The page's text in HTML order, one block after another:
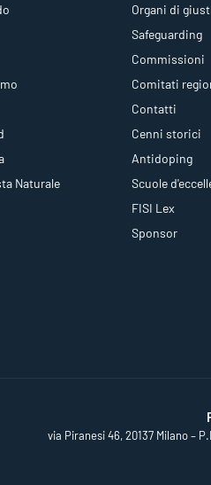
Naturale
Organi di
Safeguarding
Commissioni
Comitati
Contatti
Cenni storici
Antidoping
Scuole
FISI Lex
Sponsor
via Piranesi 46, 20137 Milano –